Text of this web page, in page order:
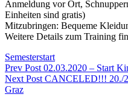
Anmeldung vor Ort,
Einheiten sind gratis)
Mitzubringen: Bequeme
Weitere Details zum Training
Categories
Semesterstart
Beitragsnavigation
Previous
Post
Prev Post 02.03.2020 – Start
Next
Post
Next Post CANCELED!!! 20./
Graz